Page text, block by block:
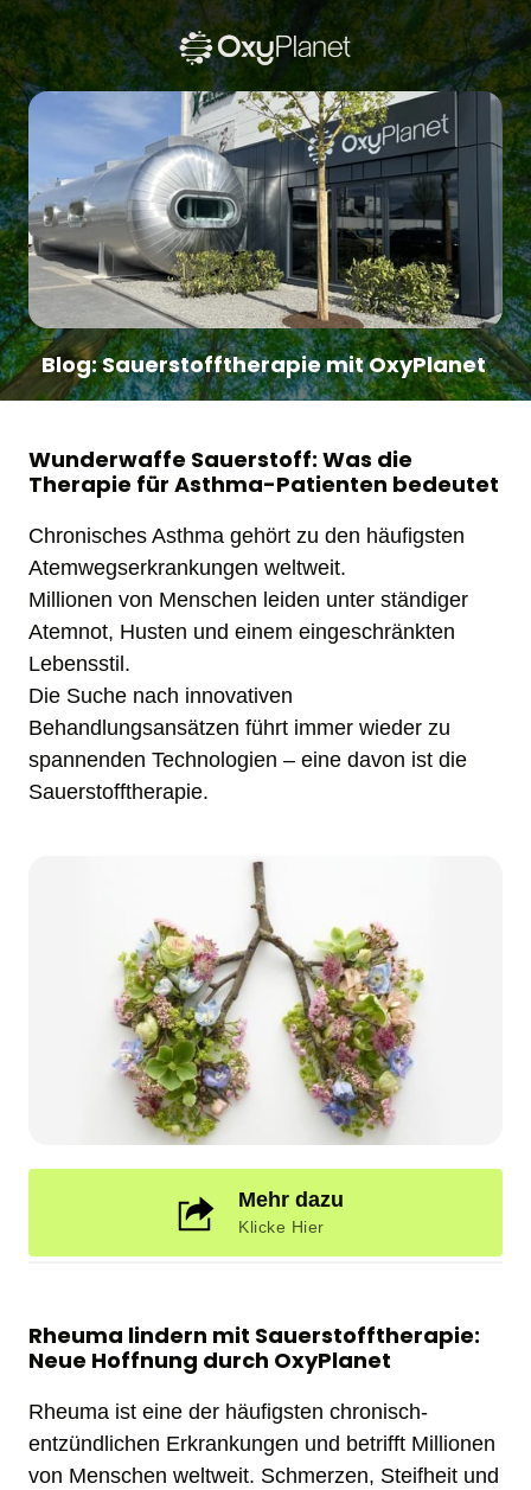
Blog: Sauerstofftherapie mit OxyPlanet
Wunderwaffe Sauerstoff: Was die
Therapie für Asthma-Patienten bedeutet
Chronisches Asthma gehört zu den häufigsten
Atemwegserkrankungen weltweit.
Millionen von Menschen leiden unter ständiger
Atemnot, Husten und einem eingeschränkten
Lebensstil.
Die Suche nach innovativen
Behandlungsansätzen führt immer wieder zu
spannenden Technologien – eine davon ist die
Sauerstofftherapie.
Mehr dazu
Klicke Hier
Rheuma lindern mit Sauerstofftherapie:
Neue Hoffnung durch OxyPlanet
Rheuma ist eine der häufigsten chronisch-
entzündlichen Erkrankungen und betrifft Millionen
von Menschen weltweit. Schmerzen, Steifheit und